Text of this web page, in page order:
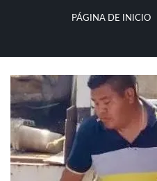
PÁGINA DE INICIO